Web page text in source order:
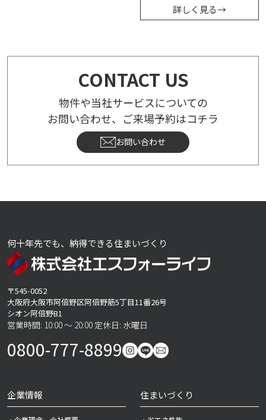
詳しく見る→
CONTACT US
物件や当社サービスについての
お問い合わせ、ご来場予約はコチラ
お問い合わせ
何十年先でも、納得できる住まいづくり
〒545-0052
大阪府大阪市阿倍野区阿倍野筋5丁目11番26号
シオン阿倍野B1
営業時間: 10:00 ～ 20:00 定休日: 水曜日
0800-777-8899
企業情報 住まいづくり